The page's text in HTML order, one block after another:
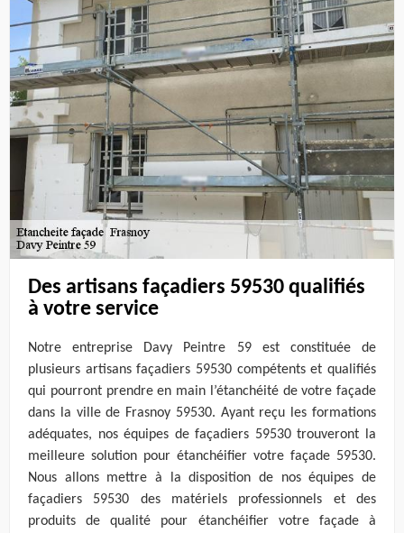
Des artisans façadiers 59530 qualifiés
à votre service
Notre entreprise Davy Peintre 59 est constituée de
plusieurs artisans façadiers 59530 compétents et qualifiés
qui pourront prendre en main l’étanchéité de votre façade
dans la ville de Frasnoy 59530. Ayant reçu les formations
adéquates, nos équipes de façadiers 59530 trouveront la
meilleure solution pour étanchéifier votre façade 59530.
Nous allons mettre à la disposition de nos équipes de
façadiers 59530 des matériels professionnels et des
produits de qualité pour étanchéifier votre façade à